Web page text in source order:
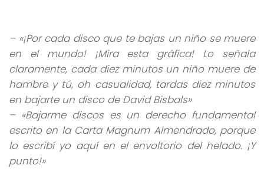
– «¡Por cada disco que te bajas un niño se muere
en el mundo! ¡Mira esta gráfica! Lo señala
claramente, cada diez minutos un niño muere de
hambre y tú, oh casualidad, tardas diez minutos
en bajarte un disco de David Bisbals»
– «Bajarme discos es un derecho fundamental
escrito en la Carta Magnum Almendrado, porque
lo escribí yo aquí en el envoltorio del helado. ¡Y
punto!»